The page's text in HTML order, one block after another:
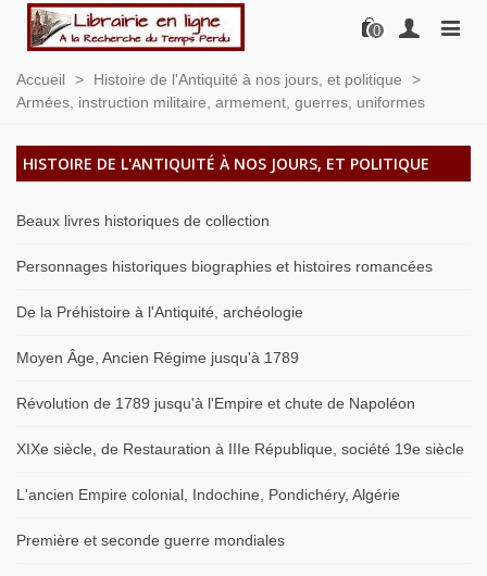
0
Accueil > Histoire de l'Antiquité à nos jours, et politique
>
Armées, instruction militaire, armement, guerres, uniformes
HISTOIRE DE L'ANTIQUITÉ À NOS JOURS, ET POLITIQUE
Beaux livres historiques de collection
Personnages historiques biographies et histoires romancées
De la Préhistoire à l'Antiquité, archéologie
Moyen Âge, Ancien Régime jusqu'à 1789
Révolution de 1789 jusqu'à l'Empire et chute de Napoléon
XIXe siècle, de Restauration à IIIe République, société 19e siècle
L'ancien Empire colonial, Indochine, Pondichéry, Algérie
Première et seconde guerre mondiales